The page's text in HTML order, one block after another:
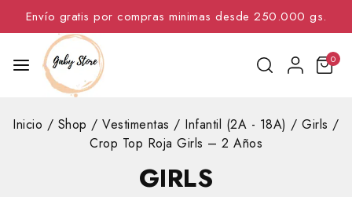
Envío gratis por compras minimas desde 250.000 gs.
0
Inicio / Shop / Vestimentas / Infantil (2A - 18A) / Girls /
Crop Top Roja Girls – 2 Años
GIRLS